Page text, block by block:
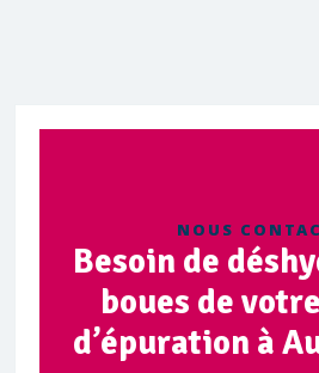
NOUS
Besoin de
boues de
d’épuration à